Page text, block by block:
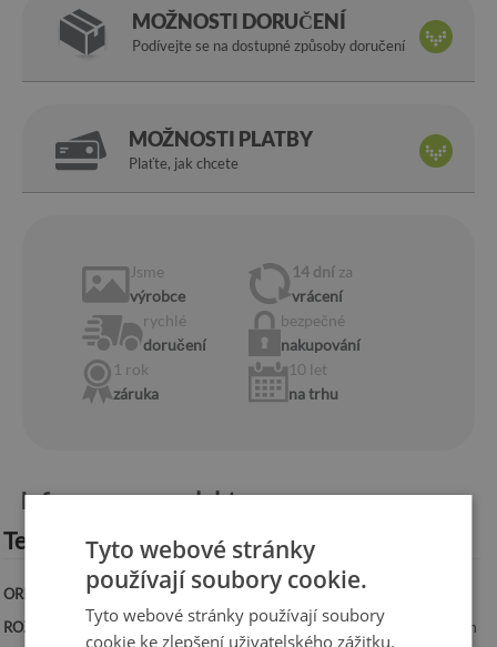
MOŽNOSTI DORUČENÍ
Podívejte se na dostupné způsoby doručení
MOŽNOSTI PLATBY
Plaťte, jak chcete
Jsme
výrobce
14 dní za
vrácení
rychlé
doručení
bezpečné
nakupování
1 rok
záruka
10 let
na trhu
Informace o produktu:
Technická specifikace:
ORIENTACE:Vodorovná
ROZMĚRY:
100x50 cm, 125x50 cm, 100x70 cm, 120x60 cm, 140x70 cm
Tyto webové stránky
používají soubory cookie.
Tyto webové stránky používají soubory
cookie ke zlepšení uživatelského zážitku.